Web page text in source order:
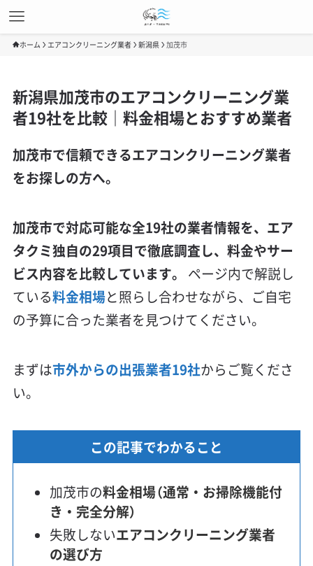
ホーム エアコンクリーニング業者 新潟県 加茂市
新潟県加茂市のエアコンクリーニング業
者19社を比較｜料金相場とおすすめ業者
加茂市で信頼できるエアコンクリーニング業者
をお探しの方へ。
加茂市で対応可能な全19社の業者情報を、エア
タクミ独自の29項目で徹底調査し、料金やサー
ビス内容を比較しています。
ページ内で解説し
ている料金相場と照らし合わせながら、ご自宅
の予算に合った業者を見つけてください。
まずは市外からの出張業者19社からご覧くださ
い。
この記事でわかること
加茂市の料金相場（通常・お掃除機能付
き・完全分解）
失敗しないエアコンクリーニング業者
の選び方